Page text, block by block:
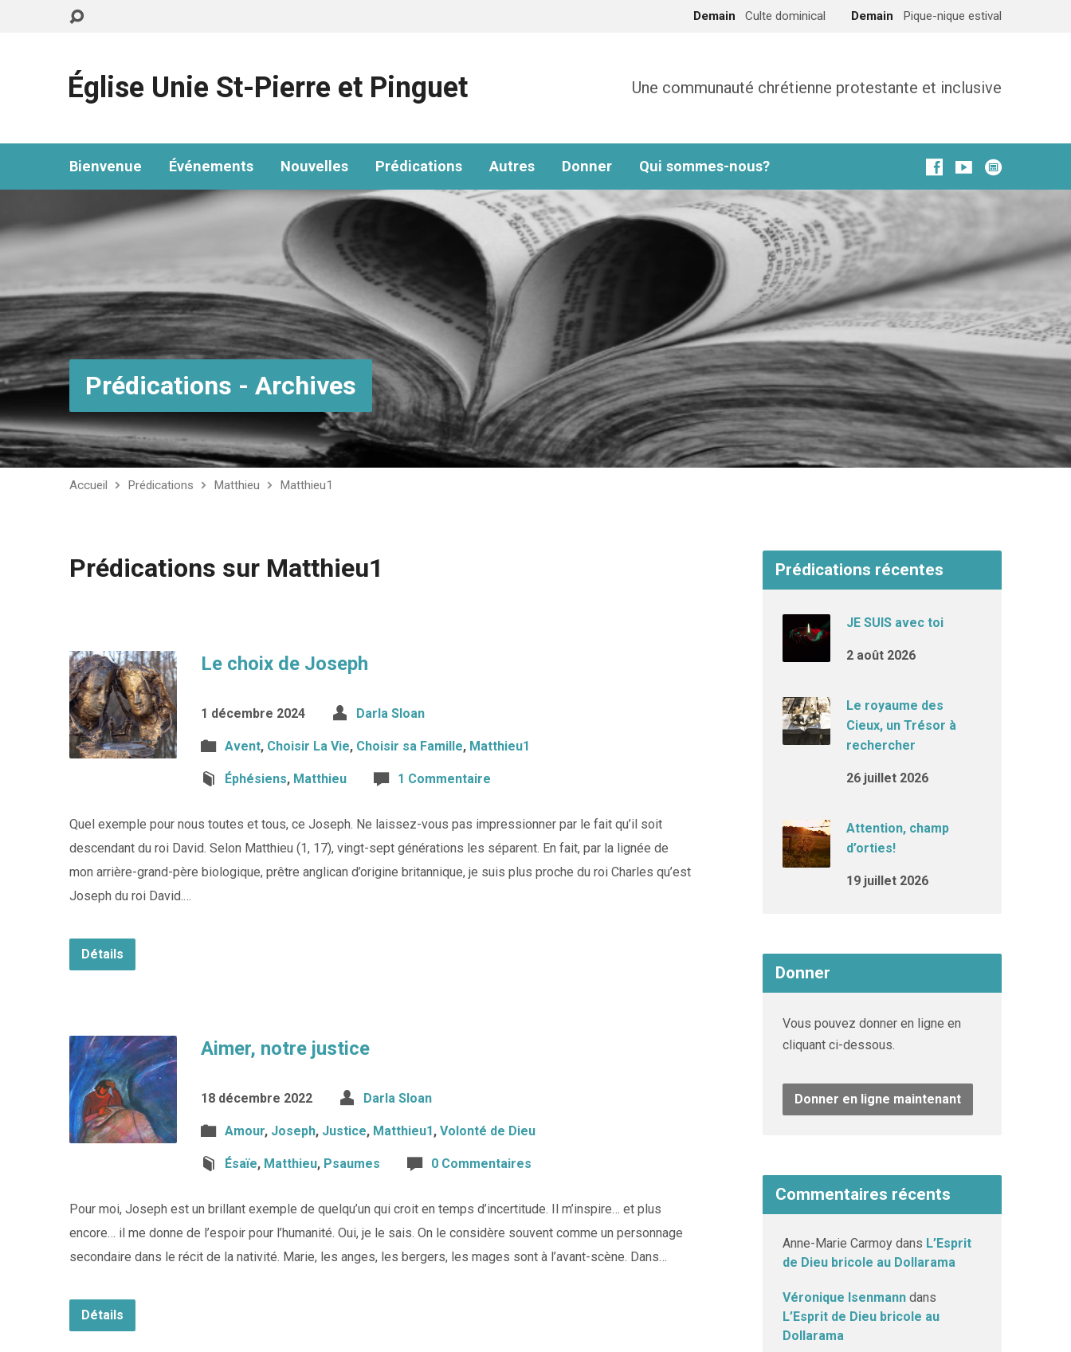
Demain Culte dominical Demain Pique-nique estival
Église Unie St-Pierre et Pinguet Une communauté chrétienne protestante et inclusive
Bienvenue Événements Nouvelles Prédications Autres Donner Qui sommes-nous?
Prédications - Archives
Accueil Prédications Matthieu Matthieu1
Prédications sur Matthieu1
Le choix de Joseph
1 décembre 2024 Darla Sloan
Avent, Choisir La Vie, Choisir sa Famille, Matthieu1
Éphésiens, Matthieu 1 Commentaire
Quel exemple pour nous toutes et tous, ce Joseph. Ne laissez-vous pas impressionner par le fait qu’il soit
descendant du roi David. Selon Matthieu (1, 17), vingt-sept générations les séparent. En fait, par la lignée de
mon arrière-grand-père biologique, prêtre anglican d’origine britannique, je suis plus proche du roi Charles qu’est
Joseph du roi David.…
Détails
Aimer, notre justice
18 décembre 2022 Darla Sloan
Amour, Joseph, Justice, Matthieu1, Volonté de Dieu
Ésaïe, Matthieu, Psaumes 0 Commentaires
Pour moi, Joseph est un brillant exemple de quelqu’un qui croit en temps d’incertitude. Il m’inspire… et plus
encore… il me donne de l’espoir pour l’humanité. Oui, je le sais. On le considère souvent comme un personnage
secondaire dans le récit de la nativité. Marie, les anges, les bergers, les mages sont à l’avant-scène. Dans…
Détails
Prédications récentes
JE SUIS avec toi
2 août 2026
Le royaume des
Cieux, un Trésor à
rechercher
26 juillet 2026
Attention, champ
d’orties!
19 juillet 2026
Donner
Vous pouvez donner en ligne en
cliquant ci-dessous.
Donner en ligne maintenant
Commentaires récents
Anne-Marie Carmoy dans L’Esprit
de Dieu bricole au Dollarama
Véronique Isenmann dans
L’Esprit de Dieu bricole au
Dollarama